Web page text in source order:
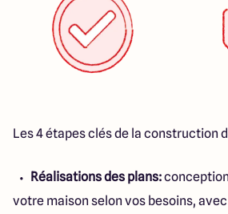
Les 4 étapes clés de la construction
Réalisations des plans:
votre maison selon vos besoins,